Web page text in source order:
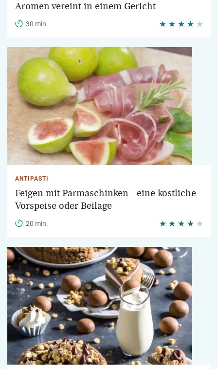
Aromen vereint in einem Gericht
30 min.
ANTIPASTI
Feigen mit Parmaschinken - eine köstliche
Vorspeise oder Beilage
20 min.